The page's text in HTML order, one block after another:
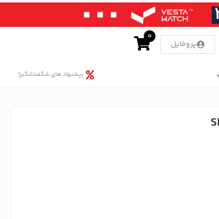
پروفایل
0
پیشنهاد های شگفت‌انگیز!